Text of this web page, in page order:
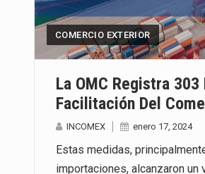
COMERCIO EXTERIOR
La OMC Registra
Facilitación Del
INCOMEX enero 17, 2024
Estas medidas,
importaciones, alcanzaron un